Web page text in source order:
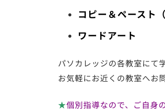
コピー＆ペースト
ワードアート
パソカレッジの各教室にて学
お気軽にお近くの教室へ
★個別指導なので、ご自身